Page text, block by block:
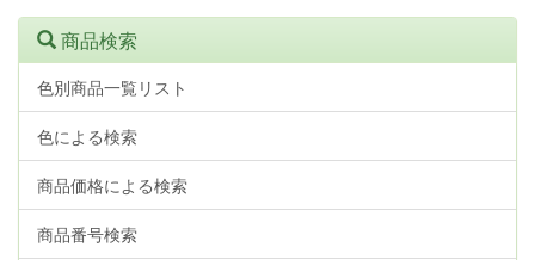
商品検索
色別商品一覧リスト
色による検索
商品価格による検索
商品番号検索